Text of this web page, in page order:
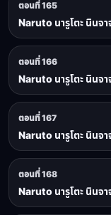
ตอนที่ 165
Naruto นารูโตะ นินจ
ตอนที่ 166
Naruto นารูโตะ นินจ
ตอนที่ 167
Naruto นารูโตะ นินจ
ตอนที่ 168
Naruto นารูโตะ นินจ